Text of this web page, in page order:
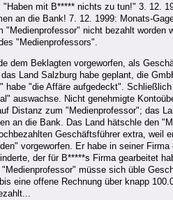
"Haben mit B***** nichts zu tun!" 3. 12.
an die Bank! 7. 12. 1999: Monats-
"Medienprofessor" nicht bezahlt
"Medienprofessors".
dem Beklagten vorgeworfen, als
Land Salzburg habe geplant, die
habe "die Affäre aufgedeckt".
auswachse. Nicht genehmigte
Distanz zum "Medienprofessor"; das
an die Bank. Das Land hätschle den
Geschäftsführer extra, weil
vorgeworfen. Er habe in seiner
der für B*****s Firma gearbeitet
"Medienprofessor" müsse sich üble
eine offene Rechnung über knapp